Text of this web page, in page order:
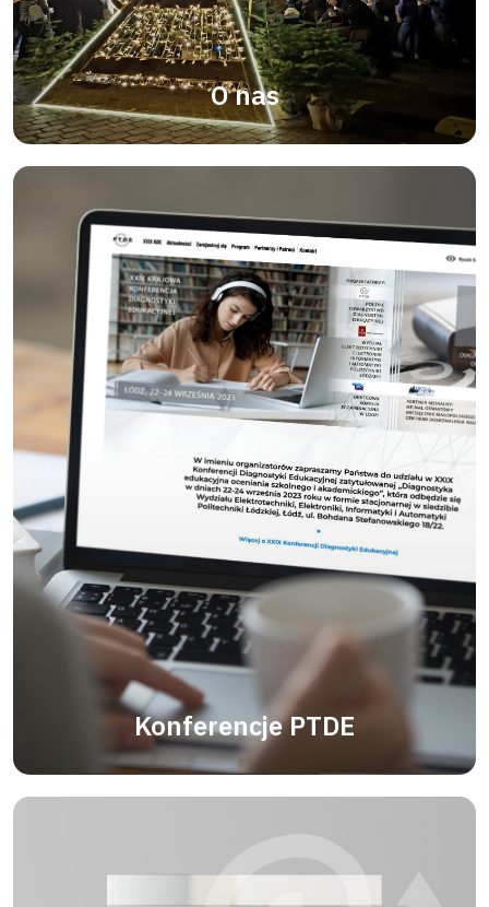
O nas
Konferencje PTDE